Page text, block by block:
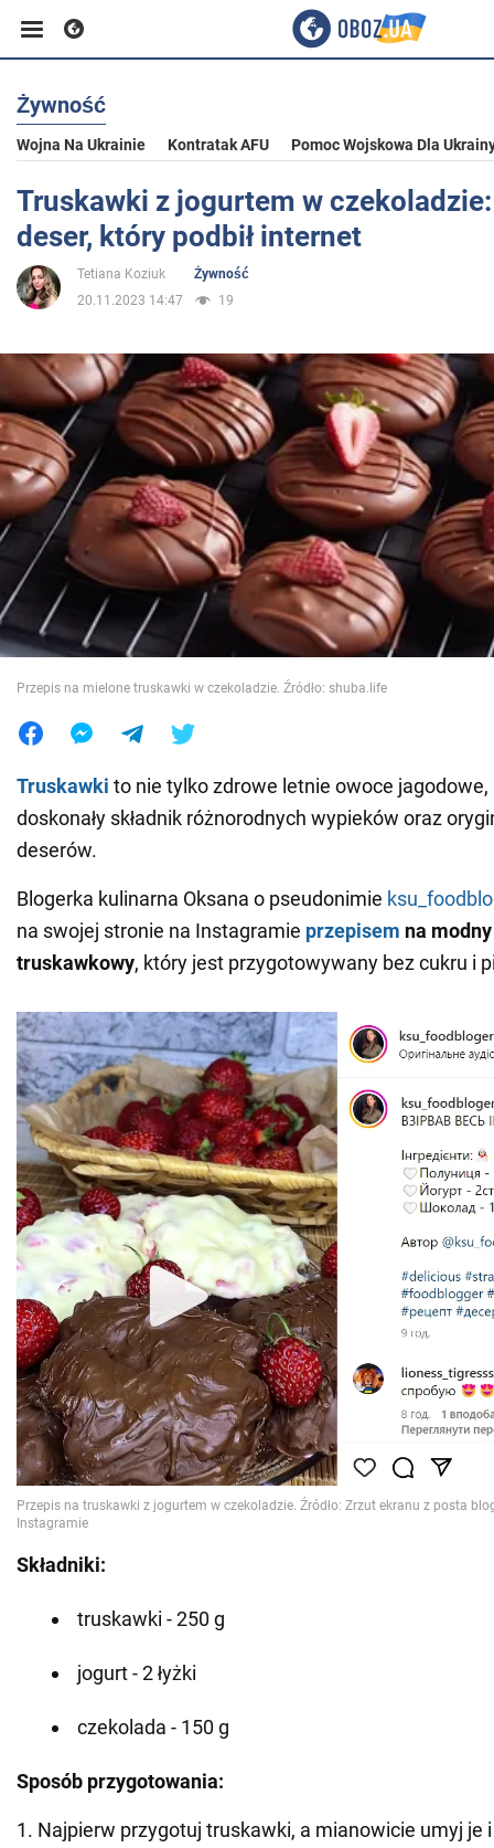
Biznes
Sport
Rozrywka
Polityka
Społeczeństwo
Wojna na Ukrainie
Świat
Jedzenie
Żywność
Wojna Na Ukrainie Kontratak AFU Pomoc Wojskowa Dla
Truskawki z jogurtem w
deser, który podbił internet
Tetiana Koziuk
Żywność
20.11.2023 14:47
19
Przepis na mielone truskawki w czekoladzie. Źródło: shuba.life
Truskawki to nie tylko zdrowe letnie owoce jagodowe,
doskonały składnik różnorodnych wypieków oraz
deserów.
Blogerka kulinarna Oksana o pseudonimie
na swojej stronie na Instagramie przepisem na
truskawkowy, który jest przygotowywany bez cukru i
Składniki:
truskawki - 250 g
jogurt - 2 łyżki
czekolada - 150 g
Sposób przygotowania:
1. Najpierw przygotuj truskawki, a mianowicie umyj je